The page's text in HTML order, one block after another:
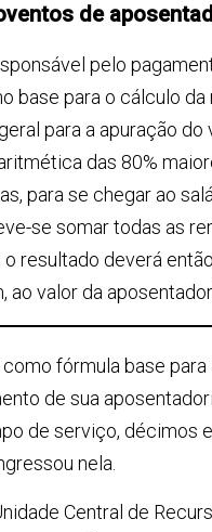
de
pelo
base para o cálculo
para a apuração
das 80%
para se chegar ao
se somar todas as
resultado deverá
ao valor da
fórmula base
de sua
de serviço, décimos
nela.
Central de